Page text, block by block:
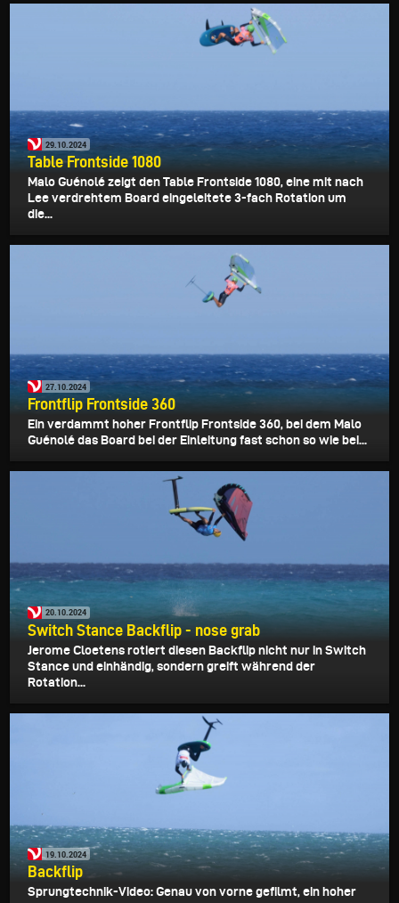
29.10.2024
Table Frontside 1080
Malo Guénolé zeigt den Table Frontside 1080, eine mit nach
Lee verdrehtem Board eingeleitete 3-fach Rotation um
die...
27.10.2024
Frontflip Frontside 360
Ein verdammt hoher Frontflip Frontside 360, bei dem Malo
Guénolé das Board bei der Einleitung fast schon so wie bei...
20.10.2024
Switch Stance Backflip - nose grab
Jerome Cloetens rotiert diesen Backflip nicht nur in Switch
Stance und einhändig, sondern greift während der
Rotation...
19.10.2024
Backflip
Sprungtechnik-Video: Genau von vorne gefilmt, ein hoher